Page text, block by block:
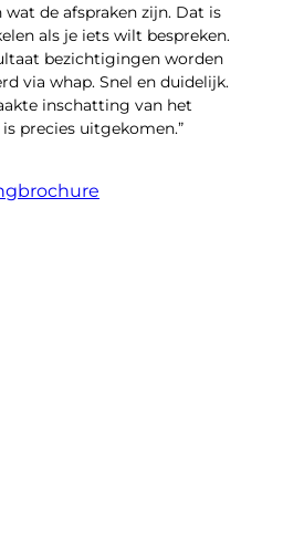
de afspraken zijn. Dat is
als je iets wilt bespreken.
bezichtigingen worden
via whap. Snel en duidelijk.
inschatting van het
precies uitgekomen.”